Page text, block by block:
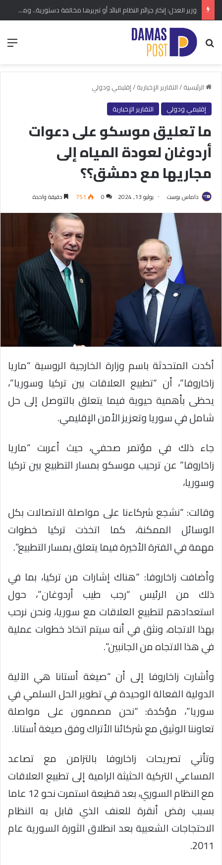
وزير العدل: إنكار جرائم النظام البائد أو تبريرها مخالفة دستورية.. ومشروع قانون خاص إلى مجلس الشعب
بحث عن
الرئيسية/التقارير الإخبارية/إقليمي ودولي
إقليمي ودولي
التقارير الإخبارية
ما تعليق موسكو على دعوات
أردوغان لعودة المياه إلى
مجاريها مع دمشق؟؟
داماس بوست يوليو 13, 2024 0
751 دقيقة واحدة
أكدت المتحدثة باسم وزارة الخارجية الروسية “ماريا
زاخاروفا”، أن “تطبيع العلاقات بين تركيا وسوريا”،
يحظى بأهمية حيوية فيما يتعلق بالتوصل إلى حل
شامل في سوريا وتعزيز الأمن الإقليمي.
جاء ذلك في مؤتمر صحفي، حيث أعربت “ماريا
زاخاروفا” عن ترحيب موسكو بمسار التطبيع بين تركيا
وسوريا،
وقالت: “نشجع شركاءنا على مواصلة الاتصالات بكل
الوسائل الممكنة، كما اتخذت تركيا خطوات
مهمة في الفترة الأخيرة فيما يتعلق بمسار التطبيع”.
وأضافت زاخاروفا: “هناك إشارات من تركيا، بما في
ذلك من الرئيس “رجب طيب أردوغان”، حول
استعدادهم لتطبيع العلاقات مع سوريا، ونحن نرحب
بهذا الاتجاه، ونثق في أنه سيتم اتخاذ خطوات عملية
في هذا الاتجاه من الجانبين”.
وأشارت زاخاروفا إلى أن “صيغة أستانا هي الآلية
الدولية الفعالة الوحيدة في تطوير الحل السلمي في
سوريا”، مؤكدة: “نحن مصممون على مواصلة
تعاوننا الوثيق مع شركائنا الأتراك وفق صيغة أستانا.
وتأتي تصريحات زاخاروفا بالتزامن مع تصاعد
المساعي التركية الحثيثة الرامية إلى تطبيع العلاقات
مع النظام السوري، بعد قطيعة استمرت نحو 12 عاما
بسبب رفض أنقرة للعنف الذي قابل به النظام
الاحتجاجات الشعبية بعد انطلاق الثورة السورية عام
2011.